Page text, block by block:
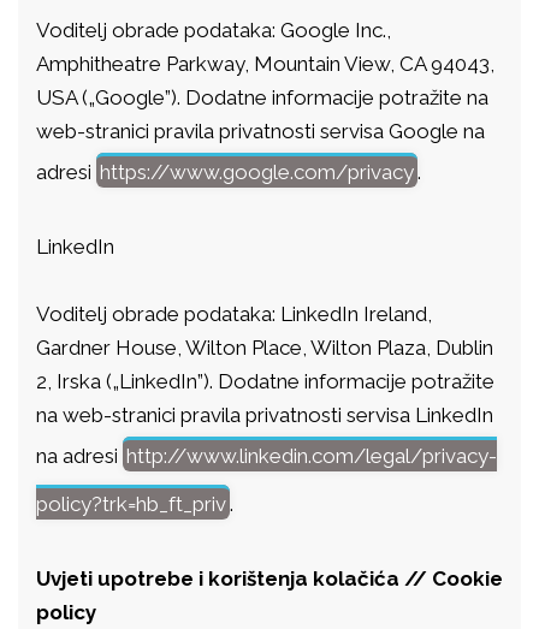
Voditelj obrade podataka: Google Inc.,
Amphitheatre Parkway, Mountain View, CA 94043,
USA („Google”). Dodatne informacije potražite na
web-stranici pravila privatnosti servisa Google na
adresi https://www.google.com/privacy.
LinkedIn
Voditelj obrade podataka: LinkedIn Ireland,
Gardner House, Wilton Place, Wilton Plaza, Dublin
2, Irska („LinkedIn”). Dodatne informacije potražite
na web-stranici pravila privatnosti servisa LinkedIn
na adresi http://www.linkedin.com/legal/privacy-
policy?trk=hb_ft_priv.
Uvjeti upotrebe i korištenja kolačića // Cookie
policy